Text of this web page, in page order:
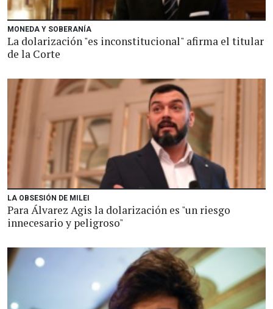
MONEDA Y SOBERANÍA
La dolarización "es inconstitucional" afirma el titular
de la Corte
LA OBSESIÓN DE MILEI
Para Álvarez Agis la dolarización es "un riesgo
innecesario y peligroso"